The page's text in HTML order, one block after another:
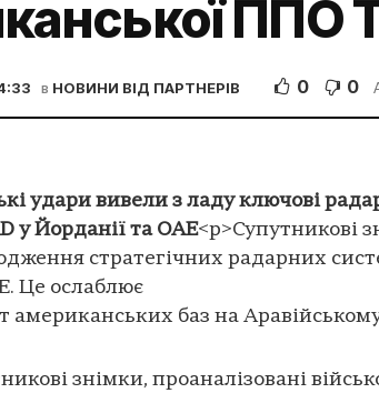
ППО
в НОВИНИ ВІД ПАРТНЕРІВ 0 0
удари вивели з ладу ключові
у Йорданії та ОАЕ<p>Супутникові
стратегічних радарних
Це ослаблює
американських баз на
знімки, проаналізовані